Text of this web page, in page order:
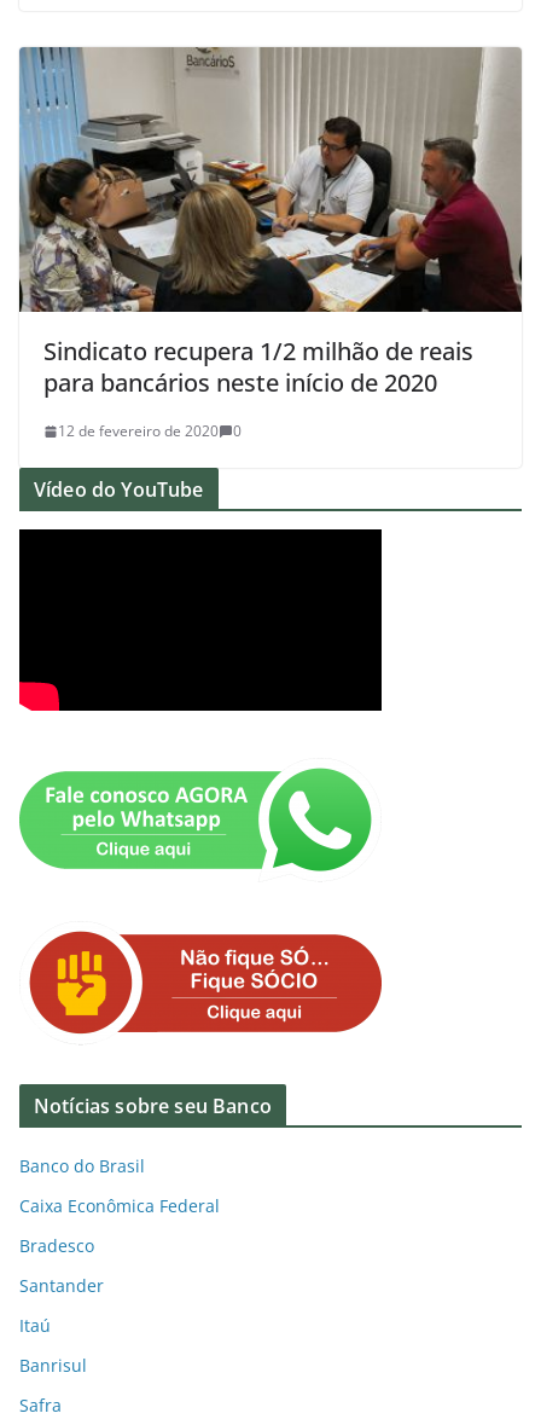
Sindicato recupera 1/2 milhão de reais
para bancários neste início de 2020
12 de fevereiro de 2020 0
Vídeo do YouTube
Notícias sobre seu Banco
Banco do Brasil
Caixa Econômica Federal
Bradesco
Santander
Itaú
Banrisul
Safra